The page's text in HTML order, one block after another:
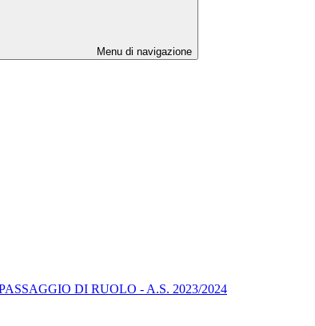
Menu di navigazione
DI RUOLO - A.S. 2023/2024